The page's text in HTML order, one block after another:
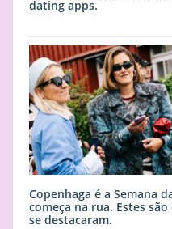
dating apps.
Copenhaga é a Semana
começa na rua. Estes
se destacaram.